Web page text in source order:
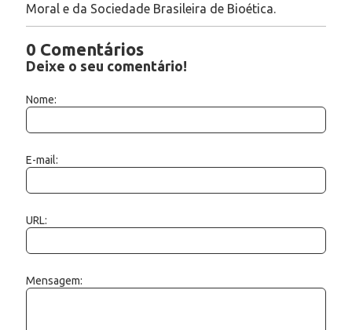
Moral e da Sociedade Brasileira de Bioética.
0 Comentários
Deixe o seu comentário!
Nome:
E-mail:
URL:
Mensagem: